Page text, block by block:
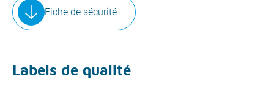
Fiche de sécurité
Labels de qualité